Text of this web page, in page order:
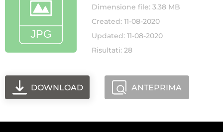
Dimensione file: 3.38 MB
Created: 11-08-2020
Updated: 11-08-2020
Risultati: 28
DOWNLOAD ANTEPRIMA